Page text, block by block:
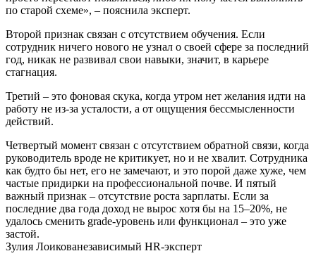
по старой схеме», – пояснила эксперт.
Второй признак связан с отсутствием обучения. Если
сотрудник ничего нового не узнал о своей сфере за последний
год, никак не развивал свои навыки, значит, в карьере
стагнация.
Третий – это фоновая скука, когда утром нет желания идти на
работу не из-за усталости, а от ощущения бессмысленности
действий.
Четвертый момент связан с отсутствием обратной связи, когда
руководитель вроде не критикует, но и не хвалит. Сотрудника
как будто бы нет, его не замечают, и это порой даже хуже, чем
частые придирки на профессиональной почве. И пятый
важный признак – отсутствие роста зарплаты. Если за
последние два года доход не вырос хотя бы на 15–20%, не
удалось сменить grade-уровень или функционал – это уже
застой.
Зулия Лоикованезависимый HR-эксперт